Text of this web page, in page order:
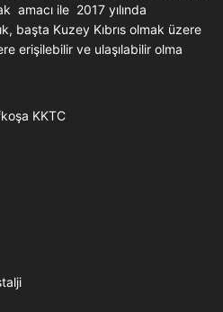
amacı ile 2017 yılında
başta Kuzey Kıbrıs olmak üzere
erişilebilir ve ulaşılabilir olma
KKTC